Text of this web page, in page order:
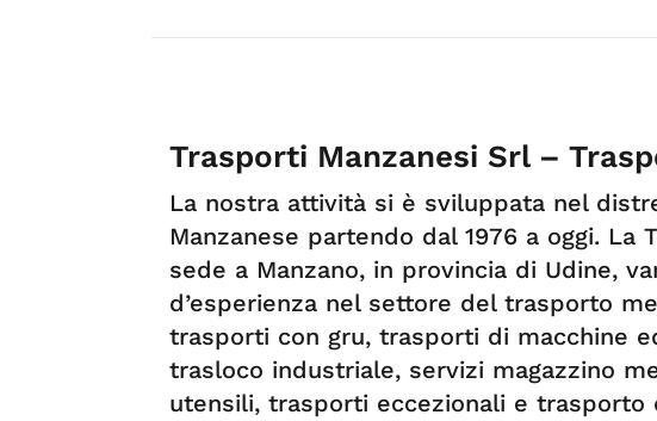
Trasporti Manzanesi Srl –
La nostra attività si è sviluppata nel
Manzanese partendo dal 1976 a oggi. La
sede a Manzano, in provincia di Udine,
d’esperienza nel settore del trasporto
trasporti con gru, trasporti di macchine
trasloco industriale, servizi magazzino
utensili, trasporti eccezionali e